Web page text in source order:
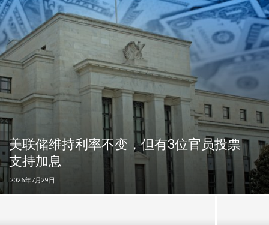
美联储维持利率不变，但有3位官员投票
支持加息
2026年7月29日